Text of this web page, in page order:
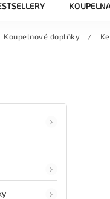
Koupelnové doplňky /